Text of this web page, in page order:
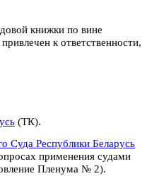
книжки по вине
к ответственности,
(ТК).
Суда Республики Беларусь
применения судами
Пленума № 2).